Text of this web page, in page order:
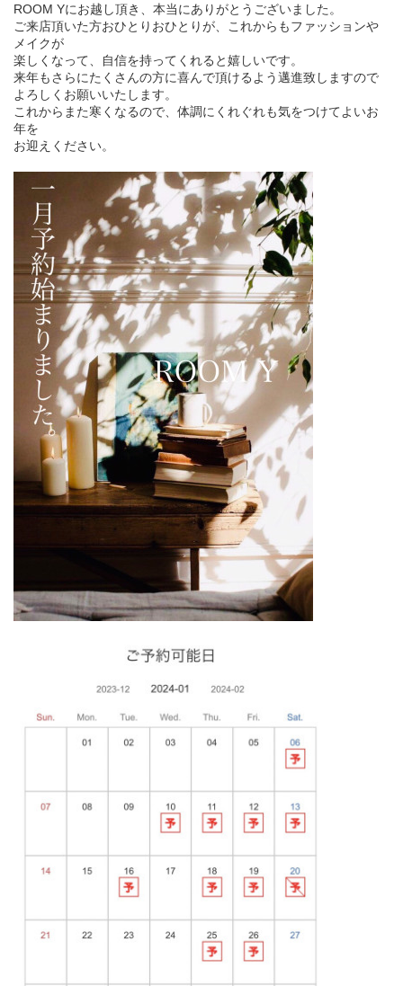
ROOM Yにお越し頂き、本当にありがとうございました。
ご来店頂いた方おひとりおひとりが、これからもファッションや
メイクが
楽しくなって、自信を持ってくれると嬉しいです。
来年もさらにたくさんの方に喜んで頂けるよう邁進致しますので
よろしくお願いいたします。
これからまた寒くなるので、体調にくれぐれも気をつけてよいお
年を
お迎えください。